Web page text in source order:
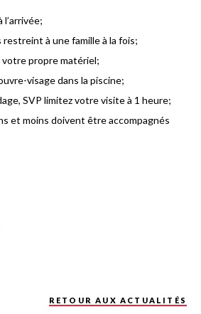
restreint à une famille à la fois;
propre matériel;
visage dans la piscine;
SVP limitez votre visite à 1 heure;
et moins doivent être accompagnés
RETOUR AUX ACTUALITÉS